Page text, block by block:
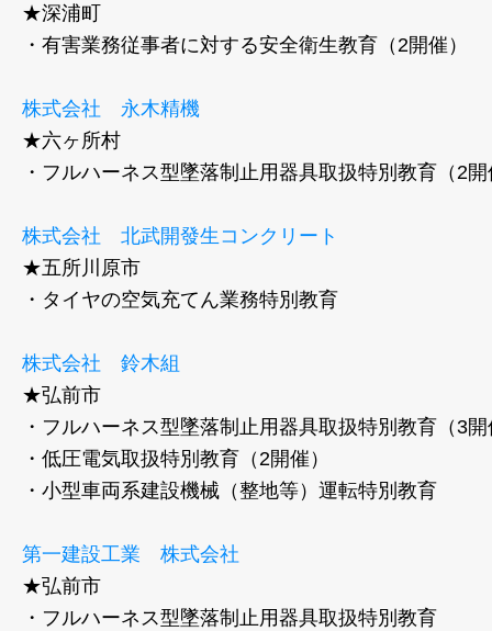
★深浦町
・有害業務従事者に対する安全衛生教育（2開催）
株式会社 永木精機
★六ヶ所村
・フルハーネス型墜落制止用器具取扱特別教育（2
株式会社 北武開發生コンクリート
★五所川原市
・タイヤの空気充てん業務特別教育
株式会社 鈴木組
★弘前市
・フルハーネス型墜落制止用器具取扱特別教育（3
・低圧電気取扱特別教育（2開催）
・小型車両系建設機械（整地等）運転特別教育
第一建設工業 株式会社
★弘前市
・フルハーネス型墜落制止用器具取扱特別教育